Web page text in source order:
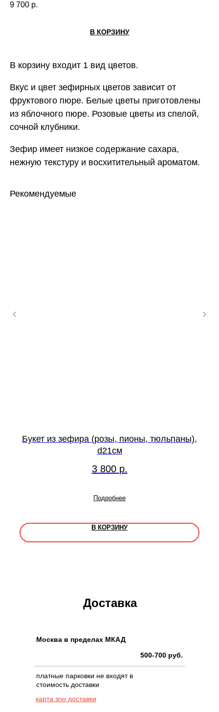
9 700 р.
В КОРЗИНУ
В корзину входит 1 вид цветов.
Вкус и цвет зефирных цветов зависит от
фруктового пюре. Белые цветы приготовлены
из яблочного пюре. Розовые цветы из спелой,
сочной клубники.
Зефир имеет низкое содержание сахара,
нежную текстуру и восхитительный ароматом.
Рекомендуемые
Букет из зефира (розы, пионы, тюльпаны),
d21см
3 800 р.
Подробнее
В КОРЗИНУ
Доставка
Москва в пределах МКАД
500-700 руб.
карта зон доставки
платные парковки не входят в
стоимость доставки